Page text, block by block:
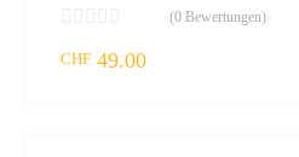
(0 Bewertungen)
CHF 49.00